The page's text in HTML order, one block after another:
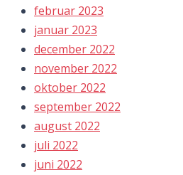
februar 2023
januar 2023
december 2022
november 2022
oktober 2022
september 2022
august 2022
juli 2022
juni 2022